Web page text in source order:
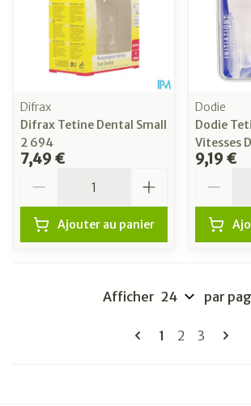
Difrax
Difrax Tetine Dental Small
2 694
7,49 €
Ajouter au panier
Dodie
Dodie
Vitesses
9,19 €
Pages
Vous lisez
1 Page
2 Page
3
Afficher par